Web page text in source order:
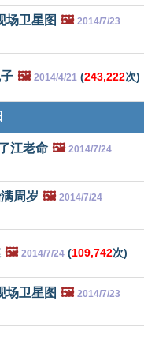
场卫星图 🖼️ 2014/7/23
🖼️ 2014/4/21 (243,222次)
江老命 🖼️ 2014/7/24
周岁 🖼️ 2014/7/24
🖼️ 2014/7/24 (109,742次)
场卫星图 🖼️ 2014/7/23